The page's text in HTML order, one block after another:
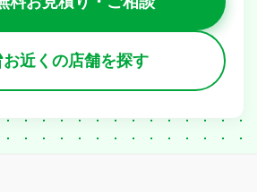
お近くの店舗を探す